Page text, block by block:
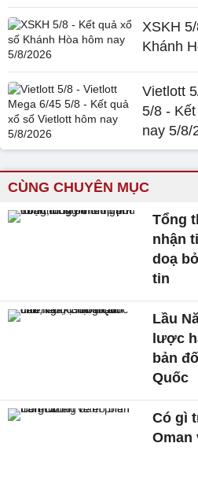
XSKH
Khánh
Vietlott
5/8 -
nay 5/8/
CÙNG CHUYÊN MỤC
Tổng
nhận
doạ
tin
Lầu
lược
bản
Quốc
Có gì
Oman